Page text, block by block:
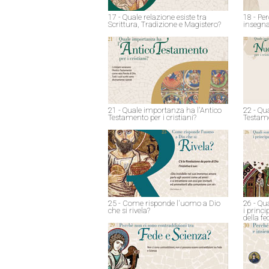
17 - Quale relazione esiste tra
Scrittura, Tradizione e Magistero?
18 -
21 - Quale importanza ha l'Antico
Testamento per i cristiani?
22 -
25 - Come risponde l'uomo a Dio
che si rivela?
26 -
i
della